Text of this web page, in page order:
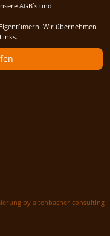
AGB´s und
Wir übernehmen
by altenbacher consulting